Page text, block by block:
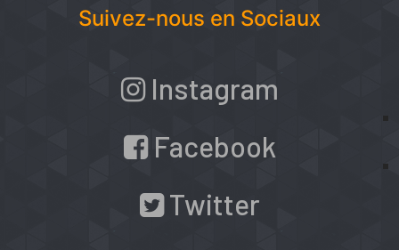
Suivez-nous en Sociaux
Instagram
Facebook
Twitter